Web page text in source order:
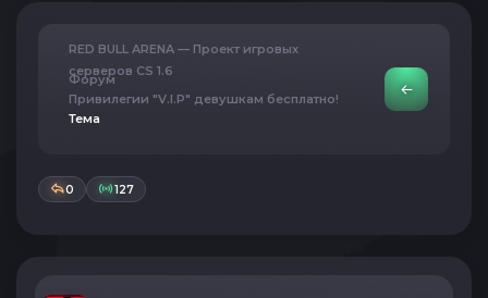
RED BULL ARENA — Проект игровых
серверов CS 1.6
Форум
Привилегии "V.I.P" девушкам бесплатно!
Тема
0 127